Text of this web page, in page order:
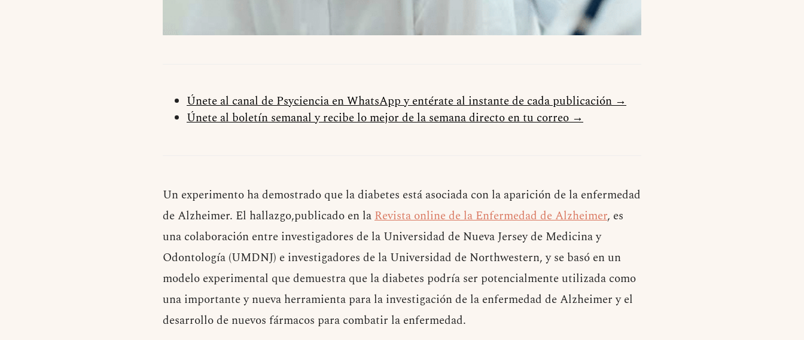
Únete al canal de Psyciencia en WhatsApp y entérate al instante de cada publicación →
Únete al boletín semanal y recibe lo mejor de la semana directo en tu correo →
Un experimento ha demostrado que la diabetes está asociada con la aparición de la enfermedad
de Alzheimer. El hallazgo,publicado en laRevista online de la Enfermedad de Alzheimer, es
una colaboración entre investigadores de la Universidad de Nueva Jersey de Medicina y
Odontología (UMDNJ) e investigadores de la Universidad de Northwestern, y se basó en un
modelo experimental que demuestra que la diabetes podría ser potencialmente utilizada como
una importante y nueva herramienta para la investigación de la enfermedad de Alzheimer y el
desarrollo de nuevos fármacos para combatir la enfermedad.